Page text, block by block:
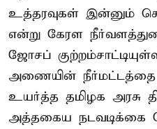
உத்தரவுகள் இன்னும்
என்று கேரள
ஜோசப்
அணையின் நீர்மட்டத்தை
உயர்த்த தமிழக அரசு
அத்தகைய நடவடிக்கை